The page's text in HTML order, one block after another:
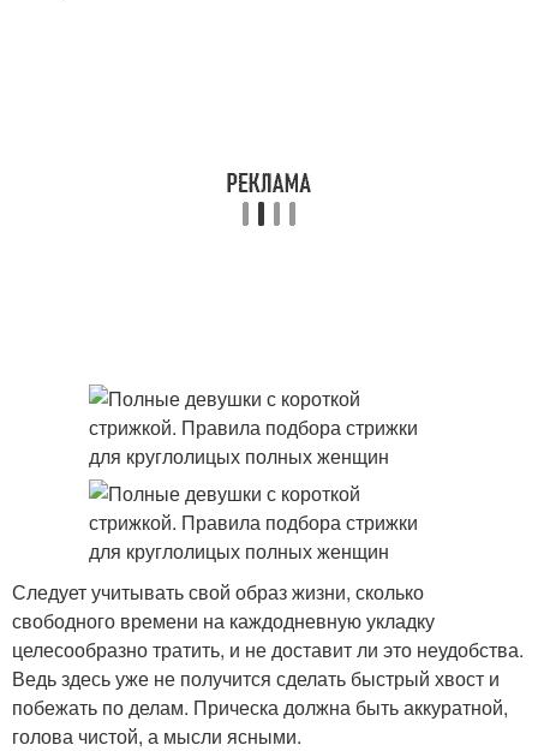
Следует учитывать свой образ жизни, сколько
свободного времени на каждодневную укладку
целесообразно тратить, и не доставит ли это неудобства.
Ведь здесь уже не получится сделать быстрый хвост и
побежать по делам. Прическа должна быть аккуратной,
голова чистой, а мысли ясными.